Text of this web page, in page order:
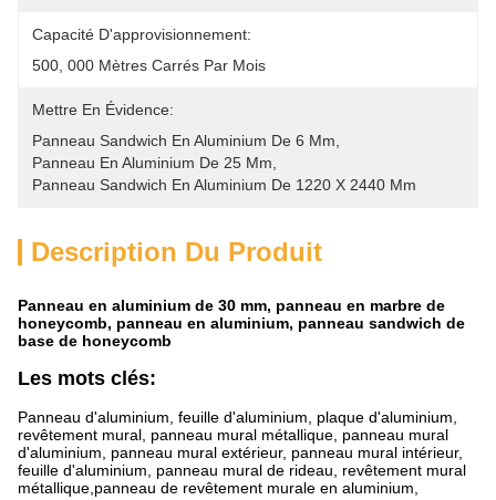
Capacité D'approvisionnement:
500, 000 Mètres Carrés Par Mois
Mettre En Évidence:
Panneau Sandwich En Aluminium De 6 Mm
Panneau En Aluminium De 25 Mm
Panneau Sandwich En Aluminium De 1220 X 2440 Mm
Description Du Produit
Panneau en aluminium de 30 mm, panneau en marbre de
honeycomb, panneau en aluminium, panneau sandwich de
base de honeycomb
Les mots clés:
Panneau d'aluminium, feuille d'aluminium, plaque d'aluminium,
revêtement mural, panneau mural métallique, panneau mural
d'aluminium, panneau mural extérieur, panneau mural intérieur,
feuille d'aluminium, panneau mural de rideau, revêtement mural
métallique,panneau de revêtement murale en aluminium,